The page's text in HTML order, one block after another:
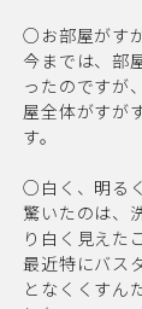
○お部屋がす
今までは、部
ったのですが
屋全体がすが
す。
○白く、明る
驚いたのは、
り白く見えた
最近特にバス
となくくすん